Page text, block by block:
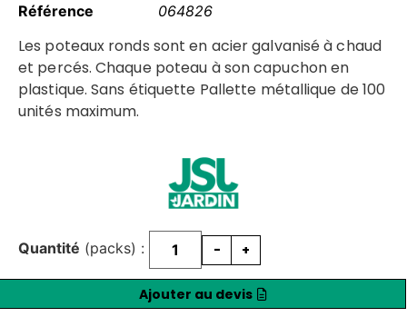
Référence
064826
Les poteaux ronds sont en acier galvanisé à chaud
et percés. Chaque poteau à son capuchon en
plastique. Sans étiquette Pallette métallique de 100
unités maximum.
Quantité (packs) : - +
Ajouter au devis